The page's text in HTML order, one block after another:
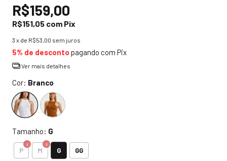
R$159,00
R$151,05 com Pix
3 x de R$53,00 sem juros
5% de desconto pagando com Pix
Ver mais detalhes
Cor: Branco
Tamanho: G
P M G GG